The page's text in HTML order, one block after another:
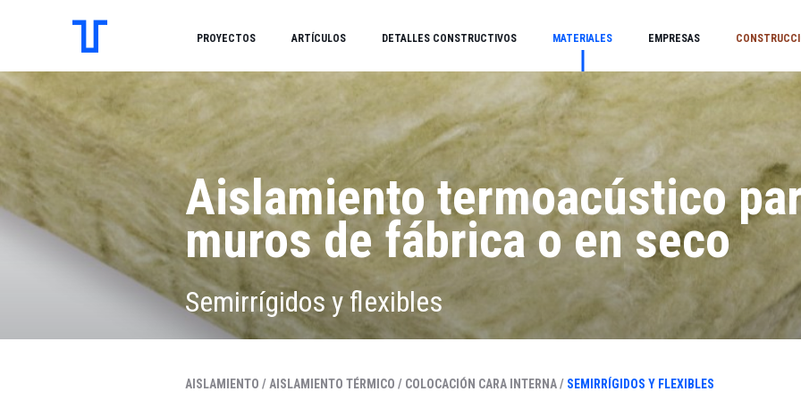
PROYECTOS ARTÍCULOS DETALLES CONSTRUCTIVOS MATERIALES EMPRESAS
Aislamiento termoacústico
muros de fábrica o en seco
Semirrígidos y flexibles
AISLAMIENTO / AISLAMIENTO TÉRMICO / COLOCACIÓN CARA INTERNA / SEMIRRÍGIDOS Y FLEXIBLES